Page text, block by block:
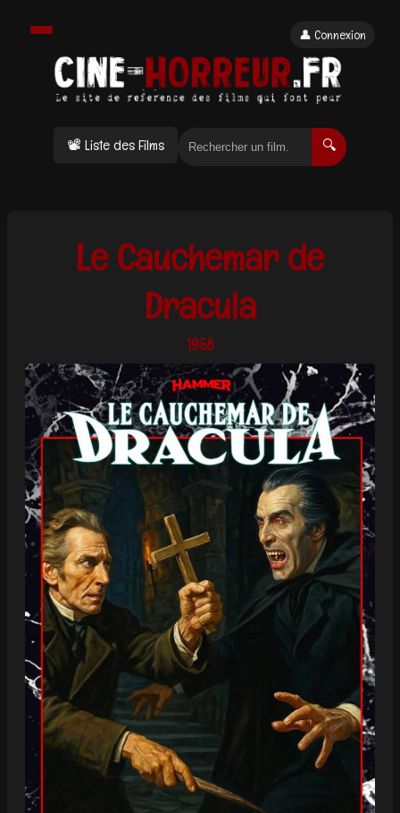
📽 Liste des Films 🔍
👤 Connexion
Le Cauchemar de
Dracula
1958